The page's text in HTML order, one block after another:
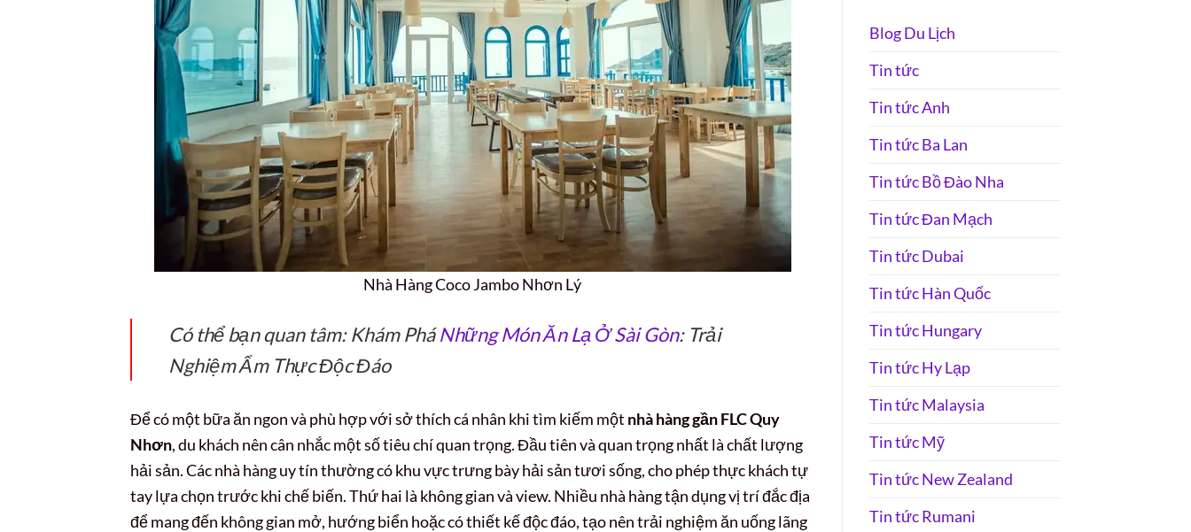
Nhà Hàng Coco Jambo Nhơn Lý
Có thể bạn quan tâm: Khám PháNhững Món Ăn Lạ Ở Sài Gòn: Trải
Nghiệm Ẩm Thực Độc Đáo
Để có một bữa ăn ngon và phù hợp với sở thích cá nhân khi tìm kiếm một nhà hàng gần FLC Quy
Nhơn, du khách nên cân nhắc một số tiêu chí quan trọng. Đầu tiên và quan trọng nhất là chất lượng
hải sản. Các nhà hàng uy tín thường có khu vực trưng bày hải sản tươi sống, cho phép thực khách tự
tay lựa chọn trước khi chế biến. Thứ hai là không gian và view. Nhiều nhà hàng tận dụng vị trí đắc địa
để mang đến không gian mở, hướng biển hoặc có thiết kế độc đáo, tạo nên trải nghiệm ăn uống lãng
Blog Du Lịch
Tin tức
Tin tức Anh
Tin tức Ba Lan
Tin tức Bồ Đào Nha
Tin tức Đan Mạch
Tin tức Dubai
Tin tức Hàn Quốc
Tin tức Hungary
Tin tức Hy Lạp
Tin tức Malaysia
Tin tức Mỹ
Tin tức New Zealand
Tin tức Rumani